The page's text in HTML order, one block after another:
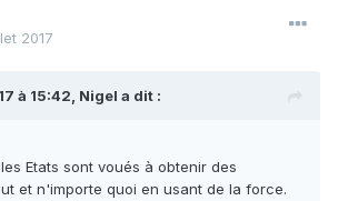
2017
à 15:42, Nigel a dit :
Etats sont voués à obtenir des
et n'importe quoi en usant de la force.